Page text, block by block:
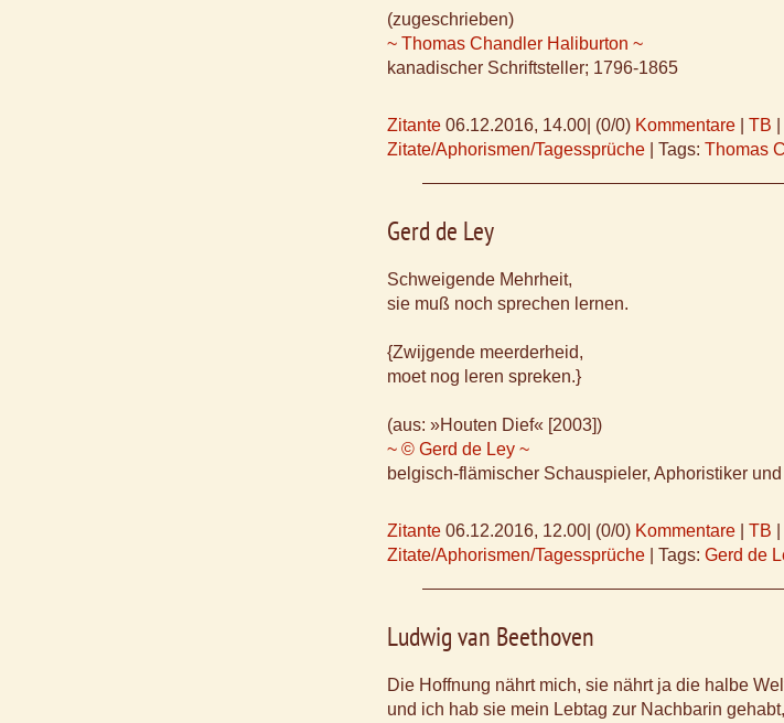
(zugeschrieben)
~ Thomas Chandler Haliburton ~
kanadischer Schriftsteller; 1796-1865
Zitante 06.12.2016, 14.00 (0/0) Kommentare TB
Zitate/Aphorismen/Tagessprüche
Tags: Thomas
Gerd de Ley
Schweigende Mehrheit,
sie muß noch sprechen lernen.
{Zwijgende meerderheid,
moet nog leren spreken.}
(aus: »Houten Dief« [2003])
~ © Gerd de Ley ~
belgisch-flämischer Schauspieler, Aphoristiker
Zitante 06.12.2016, 12.00 (0/0) Kommentare TB
Zitate/Aphorismen/Tagessprüche
Tags: Gerd de
Ludwig van Beethoven
Die Hoffnung nährt mich, sie nährt ja die halbe
und ich hab sie mein Lebtag zur Nachbarin gehabt,